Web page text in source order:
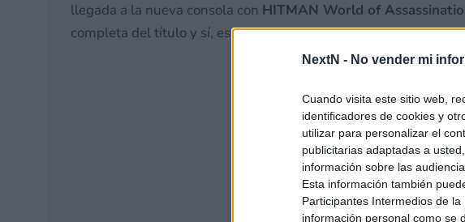
NextN - No vender mi
Cuando visita este sitio web,
identificadores de cookies y
utilizar para personalizar el
publicitarias adaptadas a
información sobre las
Esta información también
Participantes Intermedios de
información personal como se
llegada a la nueva consola con HITMAN World of
completa del título y sí, esta vez es nativa.